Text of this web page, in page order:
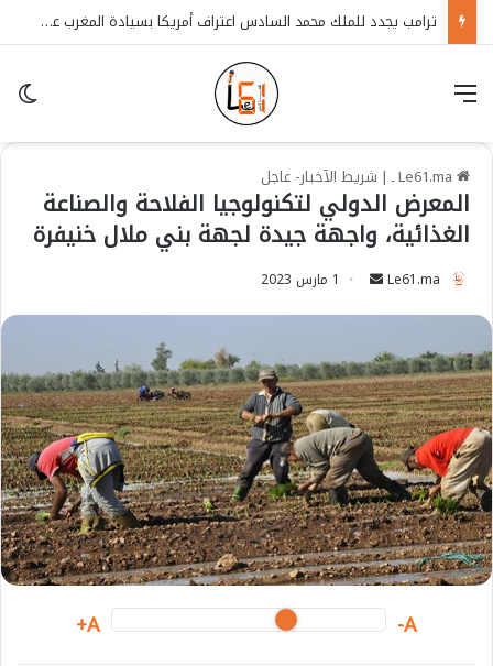
ترامب يجدد للملك محمد السادس اعتراف أمريكا بسيادة المغرب على الصحراء
| شريط الآخبار- عاجل
المعرض الدولي لتكنولوجيا الفلاحة والصناعة
الغذائية، واجهة جيدة لجهة بني ملال خنيفرة
Le61.ma
d
a
n
e
m
a
i
l
1 مارس 2023
A-
A+